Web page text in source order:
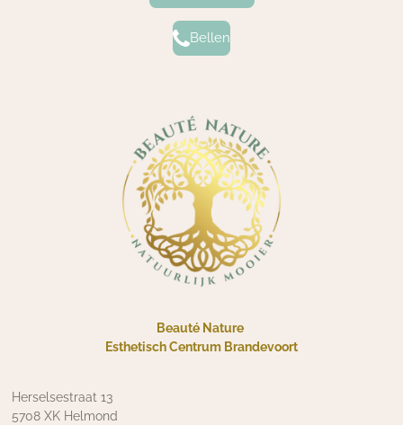
Bellen
Beauté Nature
Esthetisch Centrum Brandevoort
Herselsestraat 13
5708 XK Helmond